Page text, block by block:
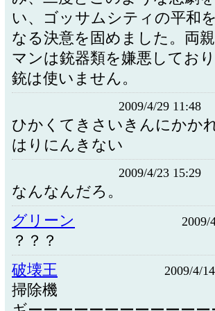
い、ゴッサムシティの平和
なる決意を固めました。両
マンは銃器類を嫌悪してお
銃は使いません。
2009/4/29 11:48
ひかくてきさいきんにかか
はりにんきない
2009/4/23 15:29
なんなんだろ。
グリーン
2009/
？？？
破壊王
2009/4/
掃除機